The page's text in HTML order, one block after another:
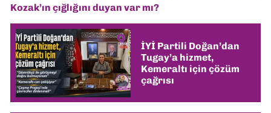
Kozak’ın çığlığını duyan var mı?
İYİ Partili Doğan’dan
Tugay’a hizmet,
Kemeraltı için çözüm
çağrısı